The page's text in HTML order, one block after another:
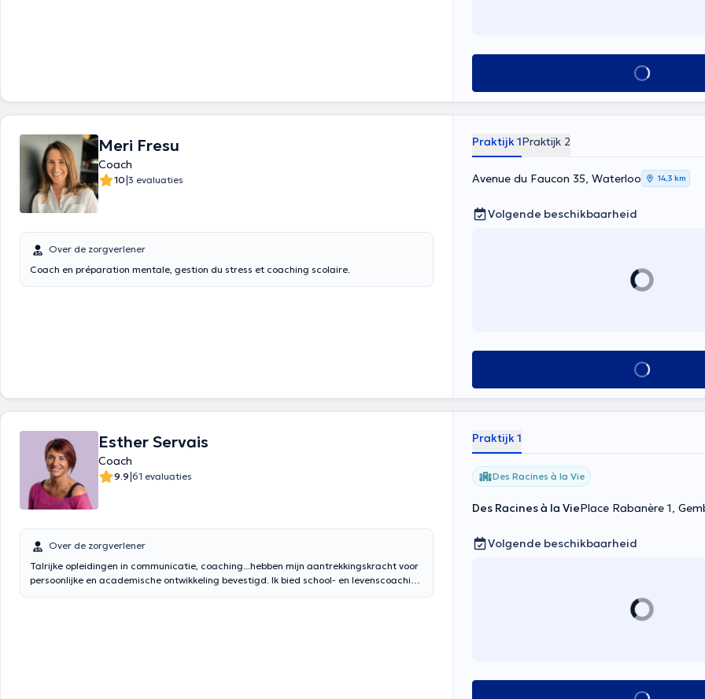
Alles zien
Meri Fresu
Coach
10|3 evaluaties
Over de zorgverlener
Coach en préparation mentale, gestion du stress et coaching scolaire.
Praktijk 1Praktijk 2
Avenue du Faucon 35, Waterloo 14,3 km
Volgende beschikbaarheid
Alles zien
Esther Servais
Coach
9.9|61 evaluaties
Over de zorgverlener
Talrijke opleidingen in communicatie, coaching...hebben mijn aantrekkingskracht voor
persoonlijke en academische ontwikkeling bevestigd. Ik bied school- en levenscoaching
Praktijk 1
Des Racines à la Vie
Des Racines à la ViePlace Rabanère 1,
Volgende beschikbaarheid